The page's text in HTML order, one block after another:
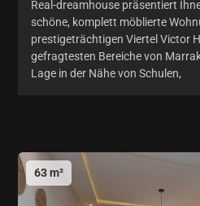
Real-dreamhouse präsentiert
schöne, komplett möblierte
prestigeträchtigen Viertel Victor
gefragtesten Bereiche von
Lage in der Nähe von Schulen,
63 m²